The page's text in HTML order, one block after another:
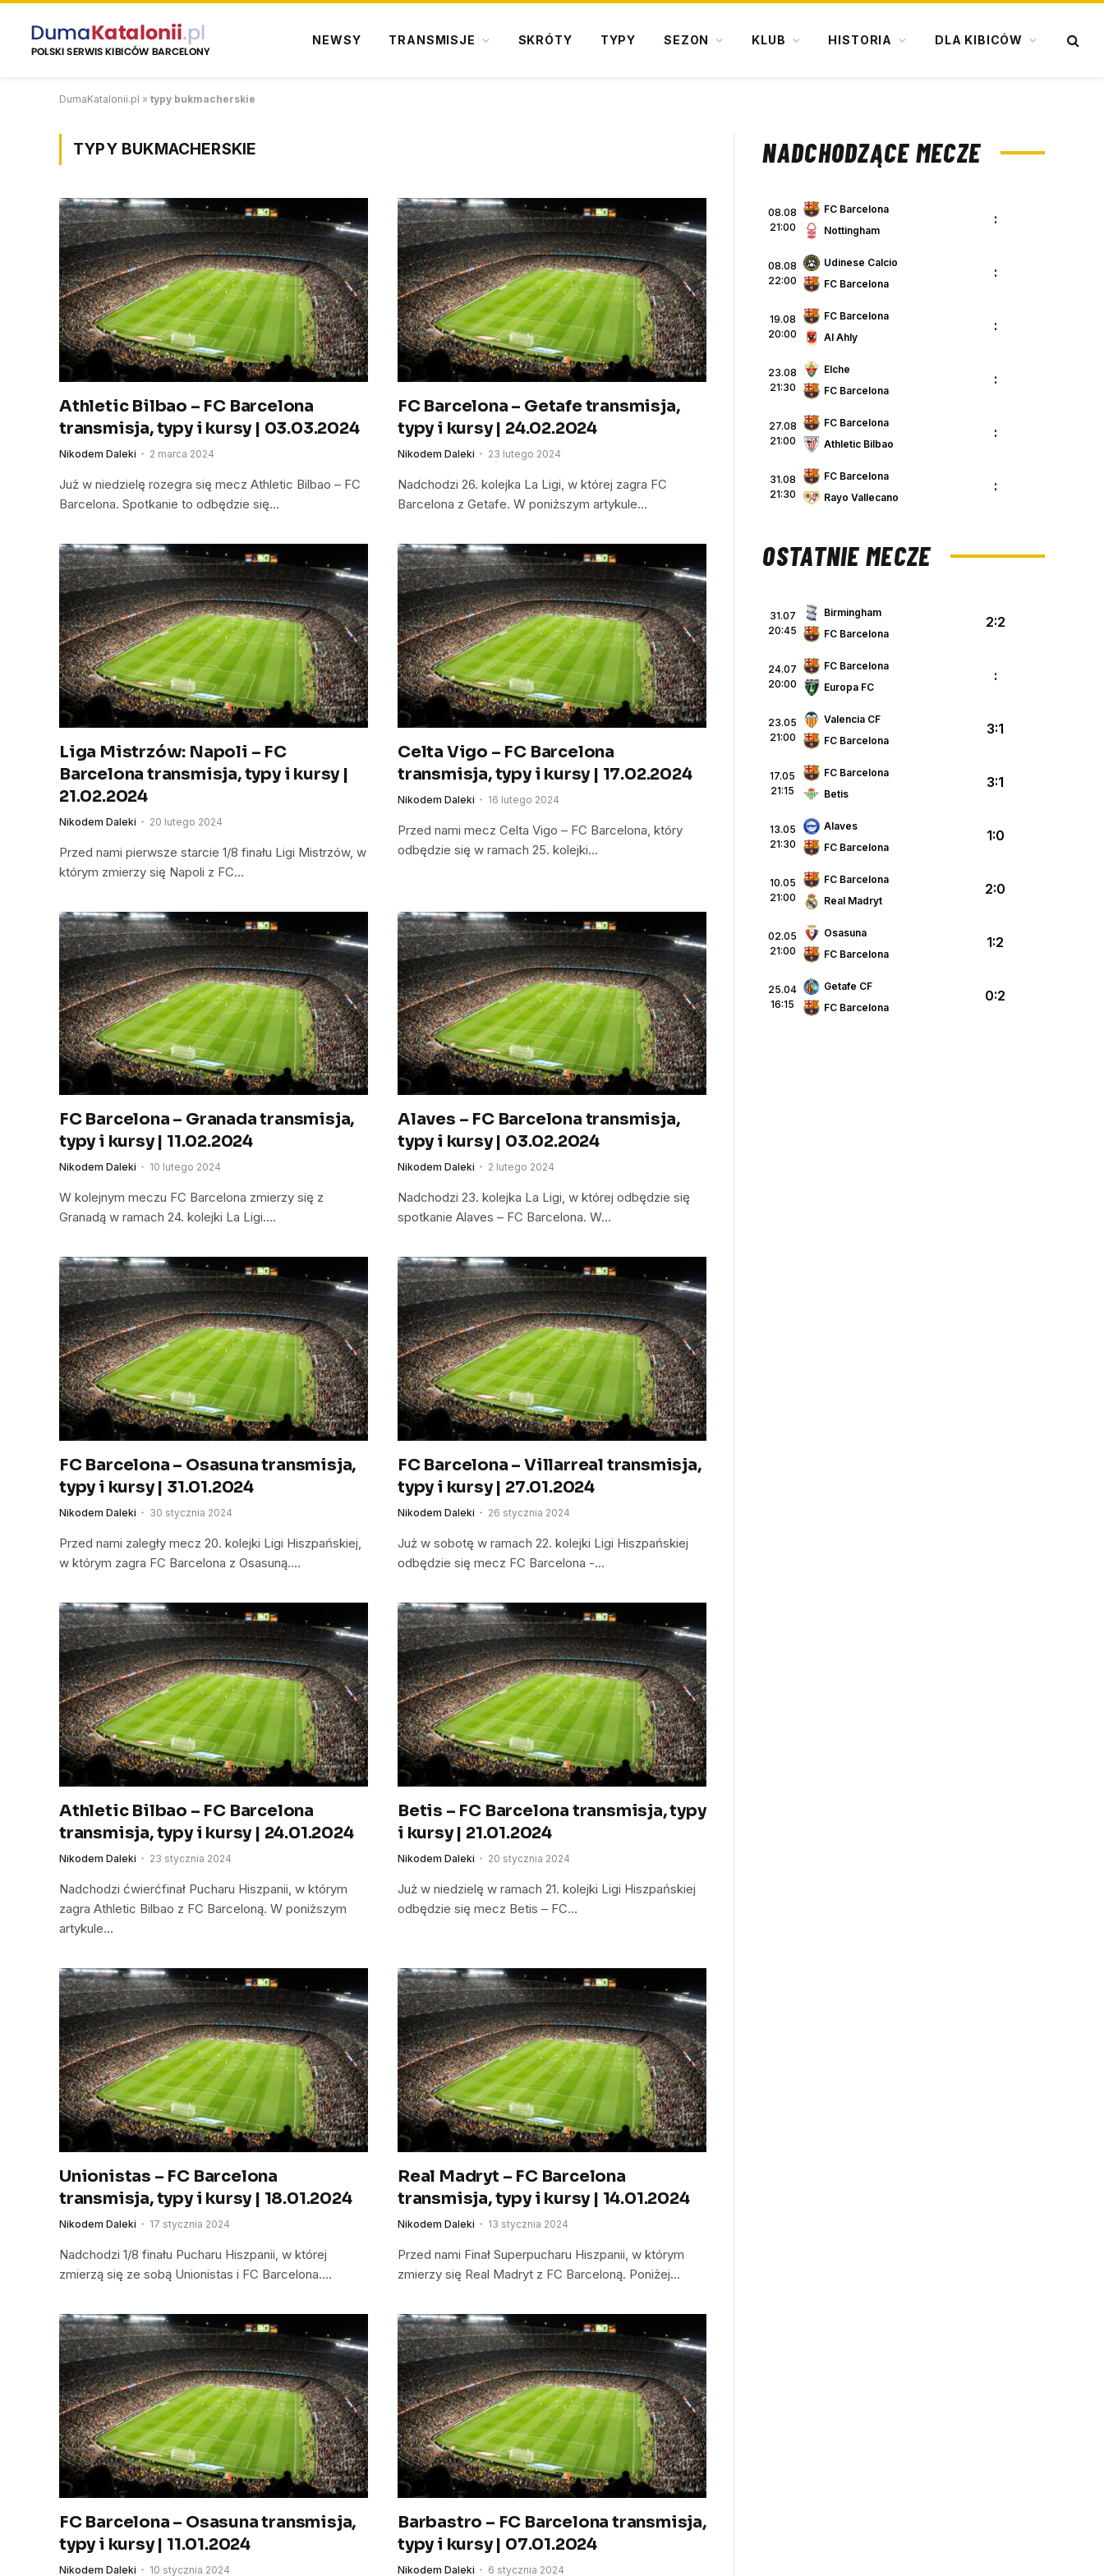
NEWSY TRANSMISJE SKRÓTY TYPY SEZON KLUB HISTORIA DLA KIBICÓW
DumaKatalonii.pl » typy bukmacherskie
TYPY BUKMACHERSKIE
Athletic Bilbao – FC Barcelona
transmisja, typy i kursy | 03.03.2024
Nikodem Daleki 2 marca 2024
Już w niedzielę rozegra się mecz Athletic Bilbao – FC
Barcelona. Spotkanie to odbędzie się…
FC Barcelona – Getafe transmisja,
typy i kursy | 24.02.2024
Nikodem Daleki 23 lutego 2024
Nadchodzi 26. kolejka La Ligi, w której zagra FC
Barcelona z Getafe. W poniższym artykule…
Liga Mistrzów: Napoli – FC
Barcelona transmisja, typy i kursy |
21.02.2024
Nikodem Daleki 20 lutego 2024
Przed nami pierwsze starcie 1/8 finału Ligi Mistrzów, w
którym zmierzy się Napoli z FC…
Celta Vigo – FC Barcelona
transmisja, typy i kursy | 17.02.2024
Nikodem Daleki 16 lutego 2024
Przed nami mecz Celta Vigo – FC Barcelona, który
odbędzie się w ramach 25. kolejki…
FC Barcelona – Granada transmisja,
typy i kursy | 11.02.2024
Nikodem Daleki 10 lutego 2024
W kolejnym meczu FC Barcelona zmierzy się z
Granadą w ramach 24. kolejki La Ligi.…
Alaves – FC Barcelona transmisja,
typy i kursy | 03.02.2024
Nikodem Daleki 2 lutego 2024
Nadchodzi 23. kolejka La Ligi, w której odbędzie się
spotkanie Alaves – FC Barcelona. W…
FC Barcelona – Osasuna transmisja,
typy i kursy | 31.01.2024
Nikodem Daleki 30 stycznia 2024
Przed nami zaległy mecz 20. kolejki Ligi Hiszpańskiej,
w którym zagra FC Barcelona z Osasuną.…
FC Barcelona – Villarreal transmisja,
typy i kursy | 27.01.2024
Nikodem Daleki 26 stycznia 2024
Już w sobotę w ramach 22. kolejki Ligi Hiszpańskiej
odbędzie się mecz FC Barcelona -…
Athletic Bilbao – FC Barcelona
transmisja, typy i kursy | 24.01.2024
Nikodem Daleki 23 stycznia 2024
Nadchodzi ćwierćfinał Pucharu Hiszpanii, w którym
zagra Athletic Bilbao z FC Barceloną. W poniższym
artykule…
Betis – FC Barcelona transmisja, typy
i kursy | 21.01.2024
Nikodem Daleki 20 stycznia 2024
Już w niedzielę w ramach 21. kolejki Ligi Hiszpańskiej
odbędzie się mecz Betis – FC…
Unionistas – FC Barcelona
transmisja, typy i kursy | 18.01.2024
Nikodem Daleki 17 stycznia 2024
Nadchodzi 1/8 finału Pucharu Hiszpanii, w której
zmierzą się ze sobą Unionistas i FC Barcelona.…
Real Madryt – FC Barcelona
transmisja, typy i kursy | 14.01.2024
Nikodem Daleki 13 stycznia 2024
Przed nami Finał Superpucharu Hiszpanii, w którym
zmierzy się Real Madryt z FC Barceloną. Poniżej…
FC Barcelona – Osasuna transmisja,
typy i kursy | 11.01.2024
Nikodem Daleki 10 stycznia 2024
Barbastro – FC Barcelona transmisja,
typy i kursy | 07.01.2024
Nikodem Daleki 6 stycznia 2024
NADCHODZĄCE MECZE
08.08
21:00
FC Barcelona
Nottingham
:
08.08
22:00
Udinese Calcio
FC Barcelona
:
19.08
20:00
FC Barcelona
Al Ahly
:
23.08
21:30
Elche
FC Barcelona
:
27.08
21:00
FC Barcelona
Athletic Bilbao
:
31.08
21:30
FC Barcelona
Rayo Vallecano
:
OSTATNIE MECZE
31.07
20:45
Birmingham
FC Barcelona
2:2
24.07
20:00
FC Barcelona
Europa FC
:
23.05
21:00
Valencia CF
FC Barcelona
3:1
17.05
21:15
FC Barcelona
Betis
3:1
13.05
21:30
Alaves
FC Barcelona
1:0
10.05
21:00
FC Barcelona
Real Madryt
2:0
02.05
21:00
Osasuna
FC Barcelona
1:2
25.04
16:15
Getafe CF
FC Barcelona
0:2